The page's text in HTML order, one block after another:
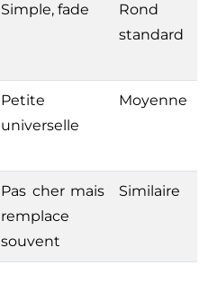
Simple, fade
Rond
standard
Petite
universelle
Moyenne
Pas cher mais
remplace
souvent
Similaire